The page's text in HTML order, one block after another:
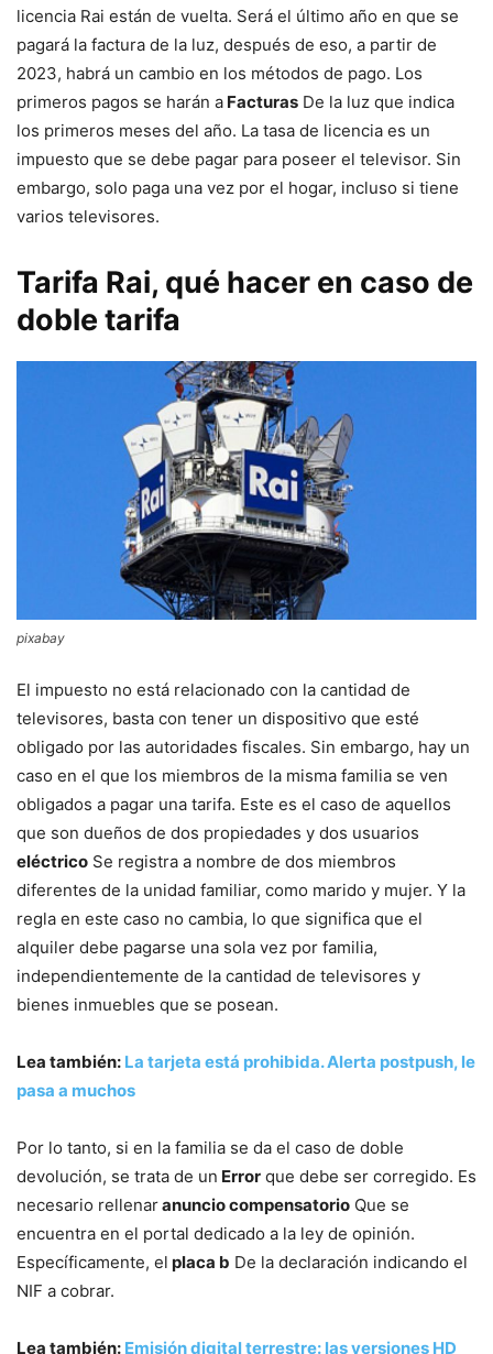
licencia Rai están de vuelta. Será el último año en que se
pagará la factura de la luz, después de eso, a partir de
2023, habrá un cambio en los métodos de pago. Los
primeros pagos se harán a Facturas De la luz que indica
los primeros meses del año. La tasa de licencia es un
impuesto que se debe pagar para poseer el televisor. Sin
embargo, solo paga una vez por el hogar, incluso si tiene
varios televisores.
Tarifa Rai, qué hacer en caso de
doble tarifa
pixabay
El impuesto no está relacionado con la cantidad de
televisores, basta con tener un dispositivo que esté
obligado por las autoridades fiscales. Sin embargo, hay un
caso en el que los miembros de la misma familia se ven
obligados a pagar una tarifa. Este es el caso de aquellos
que son dueños de dos propiedades y dos usuarios
eléctrico Se registra a nombre de dos miembros
diferentes de la unidad familiar, como marido y mujer. Y la
regla en este caso no cambia, lo que significa que el
alquiler debe pagarse una sola vez por familia,
independientemente de la cantidad de televisores y
bienes inmuebles que se posean.
Lea también: La tarjeta está prohibida. Alerta postpush, le
pasa a muchos
Por lo tanto, si en la familia se da el caso de doble
devolución, se trata de un Error que debe ser corregido. Es
necesario rellenaranuncio compensatorio Que se
encuentra en el portal dedicado a la ley de opinión.
Específicamente, el placa b De la declaración indicando el
NIF a cobrar.
Lea también: Emisión digital terrestre: las versiones HD